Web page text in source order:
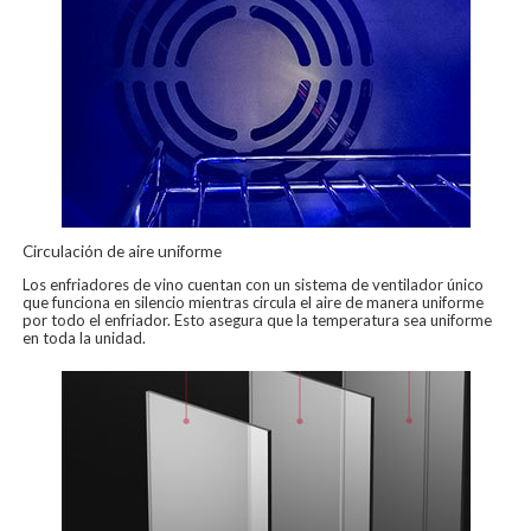
Circulación de aire uniforme
Los enfriadores de vino cuentan con un sistema de ventilador único
que funciona en silencio mientras circula el aire de manera uniforme
por todo el enfriador. Esto asegura que la temperatura sea uniforme
en toda la unidad.